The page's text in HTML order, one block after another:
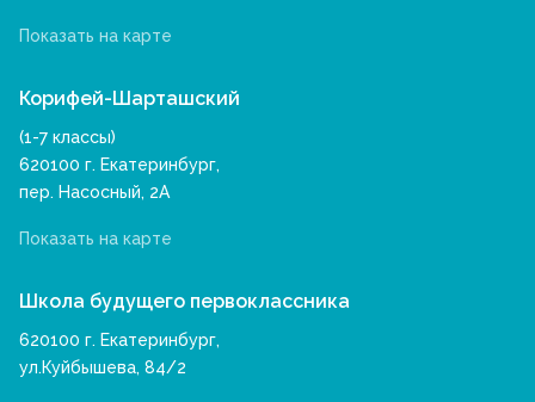
Показать на карте
Корифей-Шарташский
(1-7 классы)
620100 г. Екатеринбург,
пер. Насосный, 2А
Показать на карте
Школа будущего первоклассника
620100 г. Екатеринбург,
ул.Куйбышева, 84/2